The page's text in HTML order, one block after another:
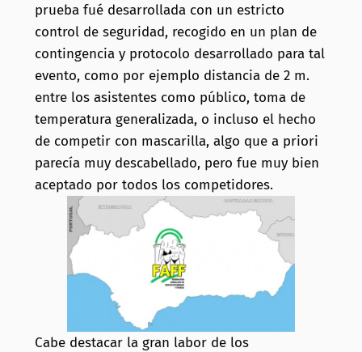
prueba fué desarrollada con un estricto
control de seguridad, recogido en un plan de
contingencia y protocolo desarrollado para tal
evento, como por ejemplo distancia de 2 m.
entre los asistentes como público, toma de
temperatura generalizada, o incluso el hecho
de competir con mascarilla, algo que a priori
parecía muy descabellado, pero fue muy bien
aceptado por todos los competidores.
Cabe destacar la gran labor de los